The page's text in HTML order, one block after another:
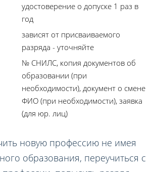
удостоверение о допуске 1 раз в
год
зависят от присваиваемого
разряда - уточняйте
№ СНИЛС, копия документов об
образовании (при
необходимости), документ о смене
ФИО (при необходимости), заявка
(для юр. лиц)
новую профессию не имея
образования, переучиться с